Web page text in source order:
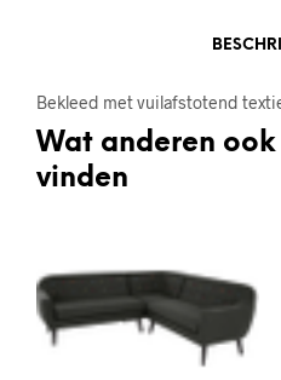
Bekleed met vuilafstotend
Wat anderen
vinden